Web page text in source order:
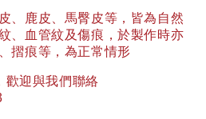
、鹿皮、馬臀皮等，皆為自然
、血管紋及傷痕，於製作時亦
摺痕等，為正常情形
歡迎與我們聯絡